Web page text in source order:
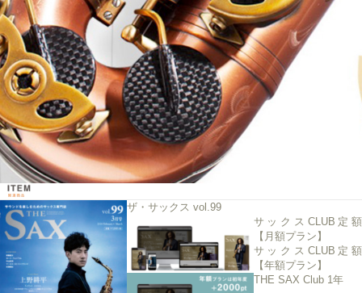
ザ・サックス vol.99
サックスCLUB定額
【月額プラン】
サックスCLUB定額
【年額プラン】
THE SAX Club 1年